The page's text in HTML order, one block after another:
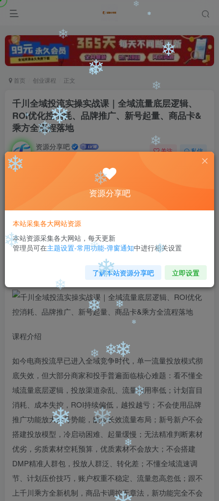
首页 创业课程 正文
千川全域投流实操实战课｜全域流量底层逻辑、
ROI优化控消耗、品牌推广、新号起量、商品卡&
乘方全流程落地
资源分享吧 关注 私信
此内容为免费资源，请登录后查看
千川全域投流实操实战课｜全域流量底层逻辑、ROI优化控
消耗、品牌推广、新号起量、商品卡&乘方全流程落地
课程介绍
如今电商投流早已进入全域竞争时代，单一流量投放模式彻
底失效，但大部分商家和投手普遍面临核心难题：看不懂全
域流量底层逻辑，投放渠道杂乱、流量利用率低；计划盲目
消耗、成本失控，ROI持续偏低，越投越亏；不会使用品牌
推广功能放大账号势能，缺少长效流量布局；新号新户不会
搭建投放模型，冷启动困难、起量缓慢；无法精准判断素材
优劣，劣质素材空耗预算，优质素材不会放大；不会搭建
DMP精准人群包，投放人群泛、转化差；不懂全域流速调
节、计划压价技巧，账户权重不稳定、流量忽高忽低；跟不
上千川乘方全新机制，商品卡调控无章法，新功能完全不会
资源分享吧
本站采集各大网站资源
本站资源采集各大网站，每天更新
管理员可在主题设置-常用功能-弹窗通知中进行相关设置
了解本站资源分享吧 立即设置
❄
❄ ❄
❄
❄
❄ ❄
❄
❄
❄
❄
❄
❄
❄
❄
❄ ❄
❄
❄
❄
❄
❄
❄